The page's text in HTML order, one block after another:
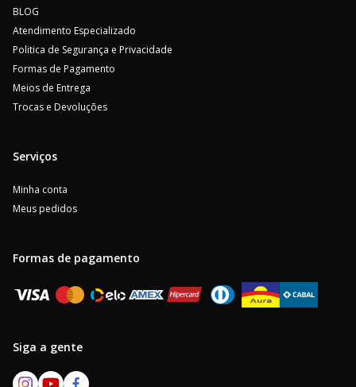
BLOG
Atendimento Especializado
Politica de Segurança e Privacidade
Formas de Pagamento
Meios de Entrega
Trocas e Devoluções
Serviços
Minha conta
Meus pedidos
Formas de pagamento
Siga a gente